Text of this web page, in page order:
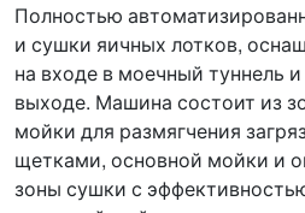
Полностью
и сушки яичных лотков,
на входе в моечный туннель
выходе. Машина состоит из
мойки для размягчения
щетками, основной мойки и
зоны сушки с